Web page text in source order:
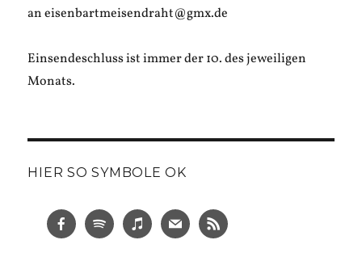
an eisenbartmeisendraht@gmx.de
Einsendeschluss ist immer der 10. des jeweiligen
Monats.
HIER SO SYMBOLE OK